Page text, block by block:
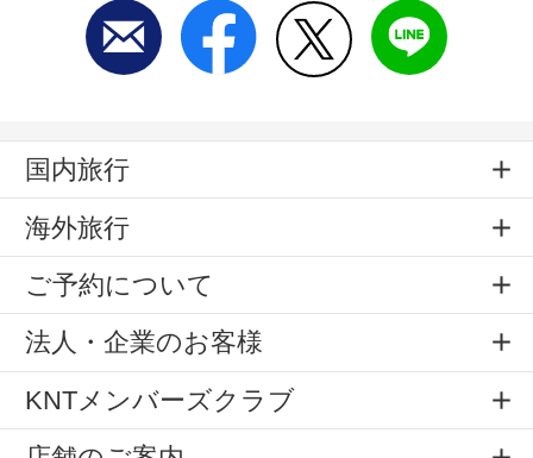
国内旅行
海外旅行
ご予約について
法人・企業のお客様
KNTメンバーズクラブ